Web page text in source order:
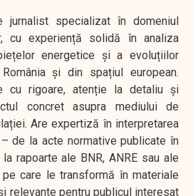
jurnalist specializat în domeniul
cu experiență solidă în analiza
energetice și a evoluțiilor
și din spațiul european.
cu rigoare, atenție la detaliu și
concret asupra mediului de
Are expertiză în interpretarea
de la acte normative publicate în
rapoarte ale BNR, ANRE sau ale
care le transformă în materiale
relevante pentru publicul interesat